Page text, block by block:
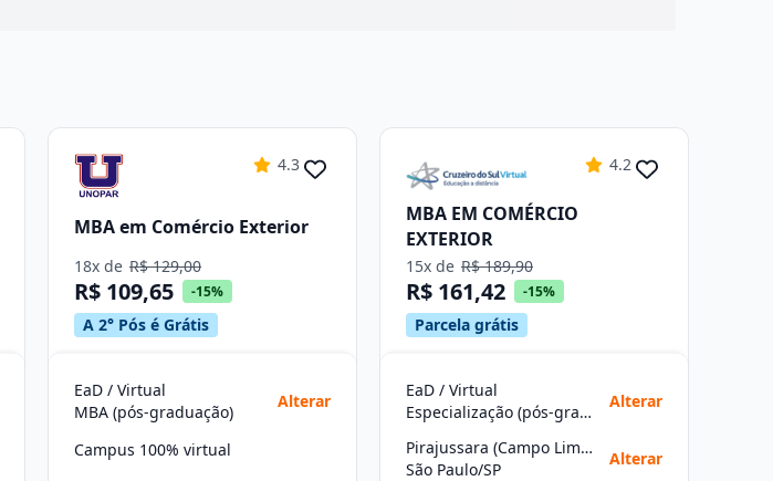
4.3
MBA em Comércio Exterior
18x de R$ 129,00
R$ 109,65 -15%
A 2° Pós é Grátis
EaD / Virtual
MBA (pós-graduação)
Alterar
Campus 100% virtual
4.2
MBA EM COMÉRCIO
EXTERIOR
15x de R$ 189,90
R$ 161,42 -15%
Parcela grátis
EaD / Virtual
Especialização (pós-graduação)
Alterar
Pirajussara (Campo Limpo)
São Paulo/SP
Alterar